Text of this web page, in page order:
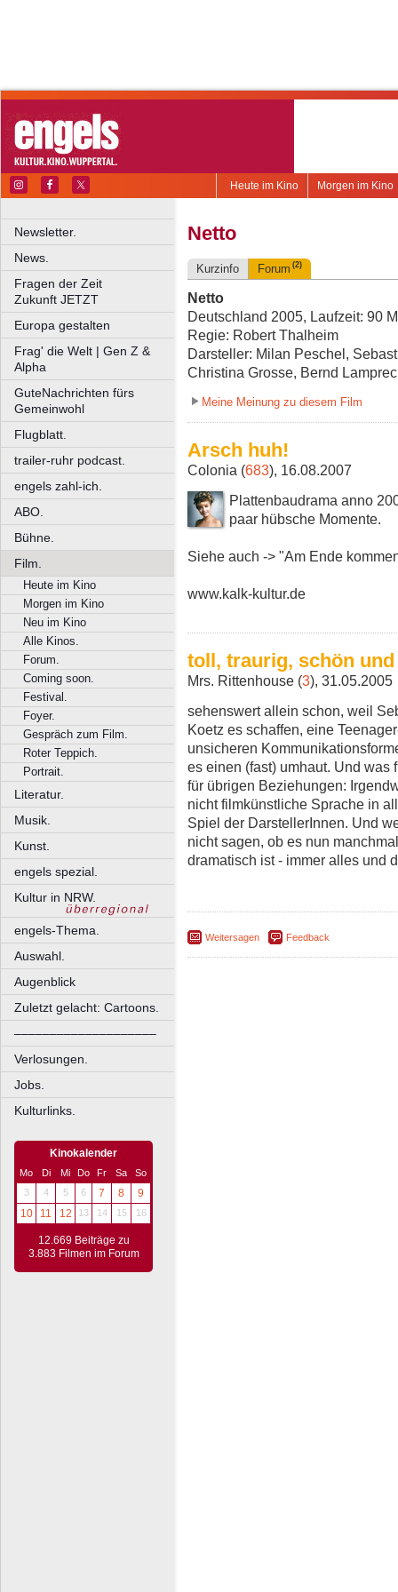
Morgen im Kino
Heute im Kino
Newsletter.
News.
Fragen der Zeit
Zukunft JETZT
Europa gestalten
Frag' die Welt | Gen Z &
Alpha
GuteNachrichten fürs
Gemeinwohl
Flugblatt.
trailer-ruhr podcast.
engels zahl-ich.
ABO.
Bühne.
Film.
Heute im Kino
Morgen im Kino
Neu im Kino
Alle Kinos.
Forum.
Coming soon.
Festival.
Foyer.
Gespräch zum Film.
Roter Teppich.
Portrait.
Literatur.
Musik.
Kunst.
engels spezial.
Kultur in NRW.
engels-Thema.
Auswahl.
Augenblick
Zuletzt gelacht: Cartoons.
––––––––––––––––––––
Verlosungen.
Jobs.
Kulturlinks.
Kinokalender
Mo Di Mi Do Fr Sa
So
3
4 5 6 7 8
9
10
11 12 13 14 15 16
12.669 Beiträge zu
3.883 Filmen im Forum
Netto
Kurzinfo Forum (2)
Netto
Deutschland 2005, Laufzeit: 90
Regie: Robert Thalheim
Darsteller: Milan Peschel,
Christina Grosse, Bernd
Meine Meinung zu diesem Film
Arsch huh!
Colonia (683), 16.08.2007
Plattenbaudrama anno
paar hübsche Momente.
Siehe auch -> "Am Ende
www.kalk-kultur.de
toll, traurig, schön
Mrs. Rittenhouse (3), 31.05.2005
sehenswert allein schon, weil
Koetz es schaffen, eine
unsicheren
es einen (fast) umhaut. Und was
für übrigen Beziehungen:
nicht filmkünstliche Sprache in
Spiel der DarstellerInnen. Und
nicht sagen, ob es nun
dramatisch ist - immer alles und
Weitersagen Feedback